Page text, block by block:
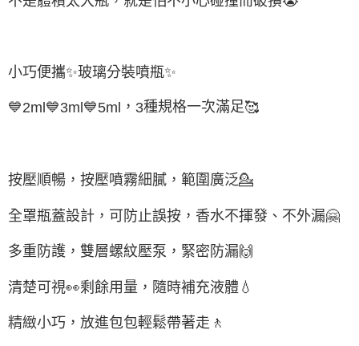
小巧便攜✨玻璃分裝噴瓶✨
💙2ml💙3ml💙5ml ， 3種規格一次滿足🥰
按壓順暢，按壓噴霧細膩，範圍廣泛💁
全罩瓶蓋設計，可防止誤按，香水不揮發、不外漏🤗
多重防護，雙層螺紋壓泵，緊密防漏🙌
清楚可視👀剩餘用量，隨時補充液體 💧
精緻小巧，放進包包輕鬆帶著走 🚶